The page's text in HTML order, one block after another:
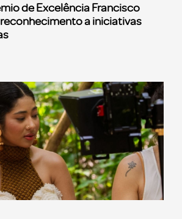
de Excelência Francisco
a iniciativas